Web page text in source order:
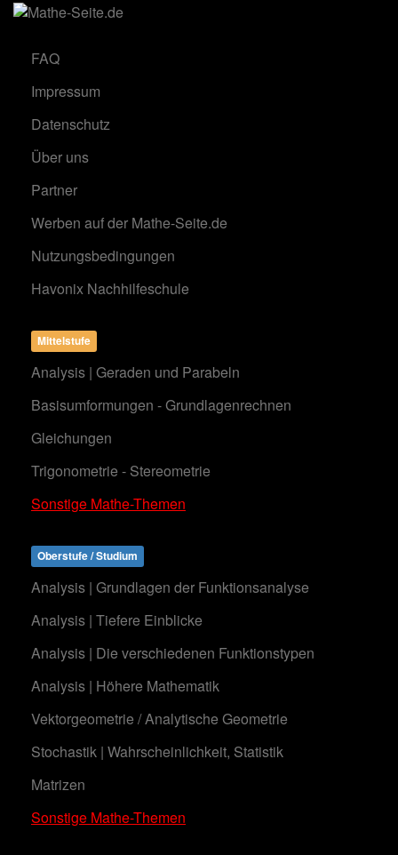
FAQ
Impressum
Datenschutz
Über uns
Partner
Werben auf der Mathe-Seite.de
Nutzungsbedingungen
Havonix Nachhilfeschule
Mittelstufe
Analysis | Geraden und Parabeln
Basisumformungen - Grundlagenrechnen
Gleichungen
Trigonometrie - Stereometrie
Sonstige Mathe-Themen
Oberstufe / Studium
Analysis | Grundlagen der Funktionsanalyse
Analysis | Tiefere Einblicke
Analysis | Die verschiedenen Funktionstypen
Analysis | Höhere Mathematik
Vektorgeometrie / Analytische Geometrie
Stochastik | Wahrscheinlichkeit, Statistik
Matrizen
Sonstige Mathe-Themen